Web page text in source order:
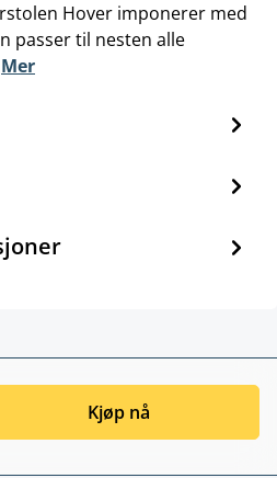
Hover imponerer med
passer til nesten alle
Mer
Kjøp nå